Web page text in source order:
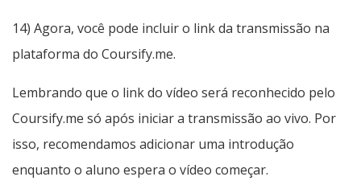
14) Agora, você pode incluir o link da transmissão na
plataforma do Coursify.me.
Lembrando que o link do vídeo será reconhecido pelo
Coursify.me só após iniciar a transmissão ao vivo. Por
isso, recomendamos adicionar uma introdução
enquanto o aluno espera o vídeo começar.